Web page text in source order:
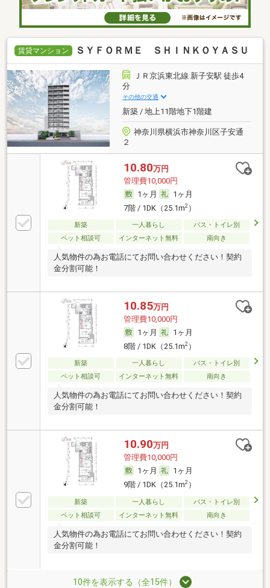
賃貸マンション ＳＹＦＯＲＭＥ ＳＨＩＮＫＯＹＡＳＵ
ＪＲ京浜東北線 新子安駅 徒歩4
分
その他の交通
新築 / 地上11階地下1階建
神奈川県横浜市神奈川区子安通
２
10.80万円
管理費10,000円
1ヶ月
1ヶ月
7階 / 1DK（25.1m2）
新築 一人暮らし
バス・トイレ別
ペット相談可
インターネット無料 南向き
人気物件の為お電話にてお問い合わせください！契約
金分割可能！
10.85万円
管理費10,000円
1ヶ月
1ヶ月
8階 / 1DK（25.1m2）
新築 一人暮らし
バス・トイレ別
ペット相談可
インターネット無料 南向き
人気物件の為お電話にてお問い合わせください！契約
金分割可能！
10.90万円
管理費10,000円
1ヶ月
1ヶ月
9階 / 1DK（25.1m2）
新築 一人暮らし
バス・トイレ別
ペット相談可
インターネット無料 南向き
人気物件の為お電話にてお問い合わせください！契約
金分割可能！
10件を表示する（全15件）